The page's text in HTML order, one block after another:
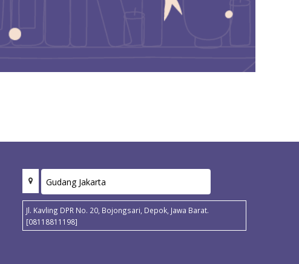
Jl. Kavling DPR No. 20, Bojongsari, Depok, Jawa Barat.
[08118811198]